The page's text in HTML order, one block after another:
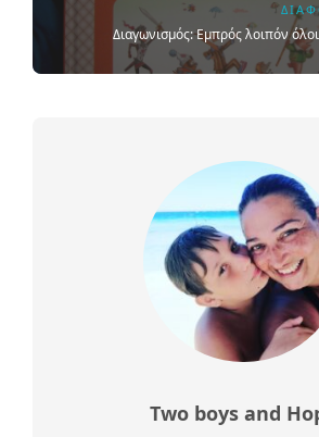
Διαγωνισμός: Εμπρός λοιπόν
Two boys and